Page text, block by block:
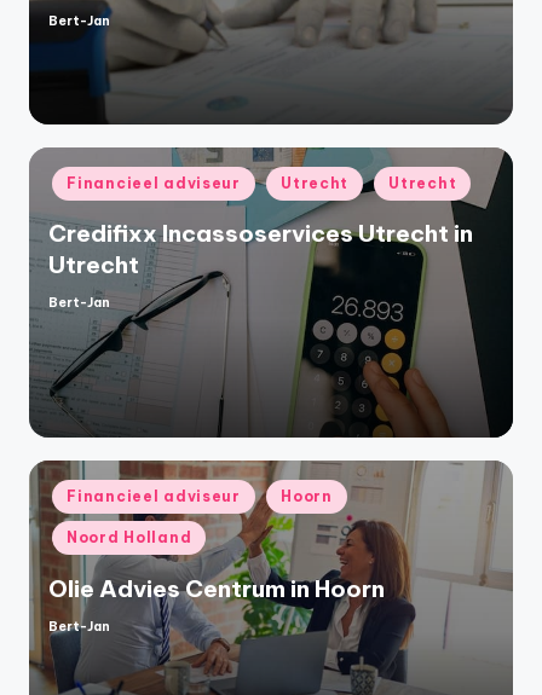
Geplaatst
door
Bert-Jan
Geplaatst
in
Financieel adviseur Utrecht Utrecht
Credifixx Incassoservices Utrecht in
Utrecht
Geplaatst
Bert-Jan
Geplaatst
in
Financieel adviseur Hoorn
Noord Holland
Olie Advies Centrum in Hoorn
Geplaatst
door
Bert-Jan